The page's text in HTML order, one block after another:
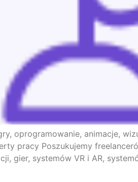
oprogramowanie, animacje,
pracy Poszukujemy
gier, systemów VR i AR,